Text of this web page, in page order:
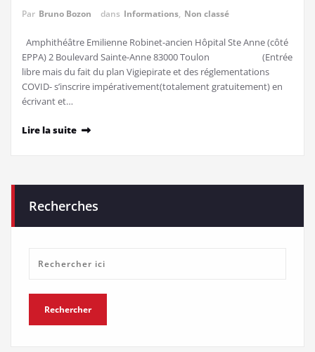
Par Bruno Bozon dans Informations, Non classé
Amphithéâtre Emilienne Robinet-ancien Hôpital Ste Anne (côté
EPPA) 2 Boulevard Sainte-Anne 83000 Toulon (Entrée
libre mais du fait du plan Vigiepirate et des réglementations
COVID- s’inscrire impérativement(totalement gratuitement) en
écrivant et…
Lire la suite
Recherches